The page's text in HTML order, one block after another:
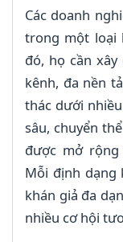
Các doanh
trong một loại
đó, họ cần
kênh, đa nền
thác dưới
sâu, chuyển
được mở
Mỗi định dạng
khán giả đa
nhiều cơ hội